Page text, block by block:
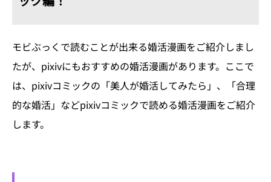
モビぶっくで読むことが出来る婚活漫画をご紹介しまし
たが、pixivにもおすすめの婚活漫画があります。ここで
は、pixivコミックの「美人が婚活してみたら」、「合理
的な婚活」などpixivコミックで読める婚活漫画をご紹介
します。